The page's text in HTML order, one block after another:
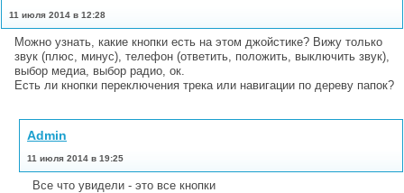
11 июля 2014 в 12:28
Можно узнать, какие кнопки есть на этом джойстике? Вижу только
звук (плюс, минус), телефон (ответить, положить, выключить звук),
выбор медиа, выбор радио, ок.
Есть ли кнопки переключения трека или навигации по дереву папок?
Admin
11 июля 2014 в 19:25
Все что увидели - это все кнопки